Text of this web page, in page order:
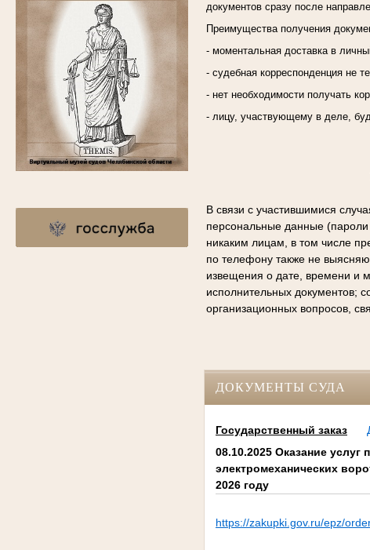
документов сразу после
Преимущества получения
- моментальная доставка в
- судебная корреспонденция не
- нет необходимости получать
- лицу, участвующему в деле,
В связи с участившимися
персональные данные (пароли
никаким лицам, в том числе
по телефону также не
извещения о дате, времени и
исполнительных документов;
организационных вопросов,
ДОКУМЕНТЫ СУДА
Государственный заказ
08.10.2025 Оказание
электромеханических
2026 году
https://zakupki.gov.ru/epz/